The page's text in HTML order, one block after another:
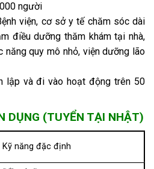
người
viện, cơ sở y tế chăm sóc dài
điều dưỡng thăm khám tại nhà,
quy mô nhỏ, viện dưỡng lão
lập và đi vào hoạt động trên 50
DỤNG (TUYỂN TẠI NHẬT)
Kỹ năng đặc định